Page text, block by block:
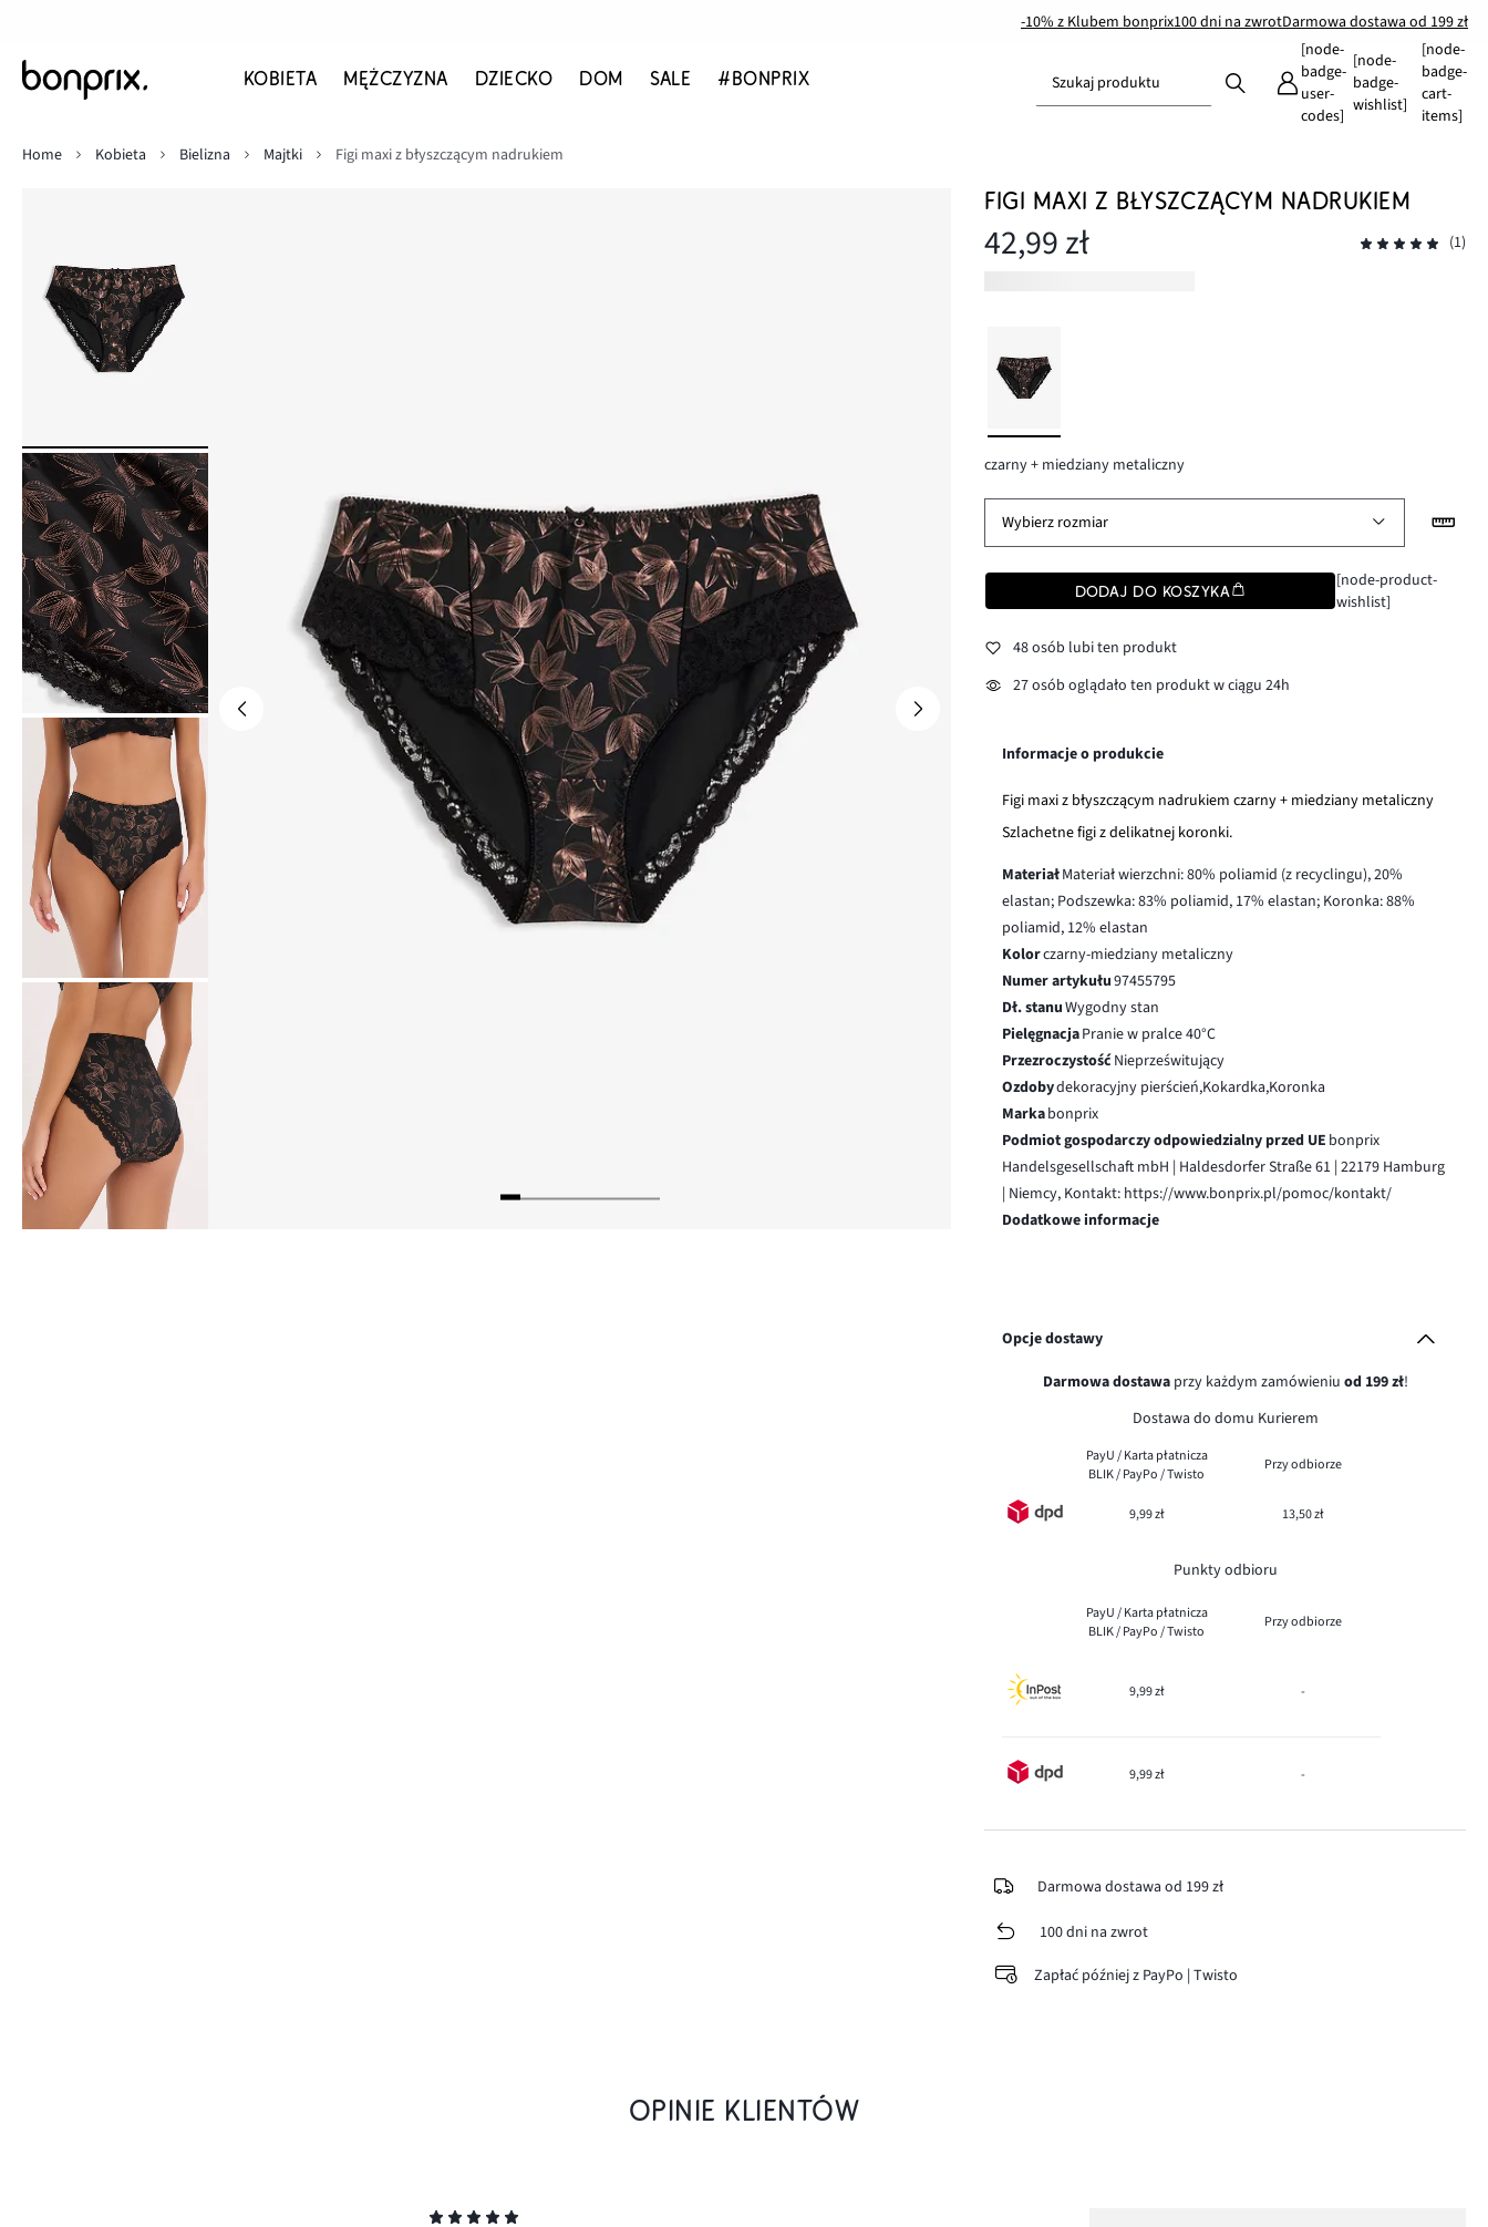
-10% z Klubem bonprix100 dni na zwrotDarmowa dostawa od 199 zł
KOBIETA MĘŻCZYZNA DZIECKO DOM SALE #BONPRIX Szukaj produktu
[node-
badge-
user-
codes]
[node-
badge-
wishlist]
[node-
badge-
cart-
items]
Home
Kobieta Bielizna Majtki Figi maxi z błyszczącym nadrukiem
FIGI MAXI Z BŁYSZCZĄCYM NADRUKIEM
42,99 zł (1)
czarny + miedziany metaliczny
Wybierz rozmiar
DODAJ DO KOSZYKA
[node-product-
wishlist]
48 osób lubi ten produkt
27 osób oglądało ten produkt w ciągu 24h
Informacje o produkcie
Figi maxi z błyszczącym nadrukiem czarny + miedziany metaliczny
Szlachetne figi z delikatnej koronki.
MateriałMateriał wierzchni: 80% poliamid (z recyclingu), 20%
elastan; Podszewka: 83% poliamid, 17% elastan; Koronka: 88%
poliamid, 12% elastan
Kolorczarny-miedziany metaliczny
Numer artykułu97455795
Dł. stanuWygodny stan
PielęgnacjaPranie w pralce 40°C
PrzezroczystośćNieprześwitujący
Ozdobydekoracyjny pierścień,Kokardka,Koronka
Markabonprix
Podmiot gospodarczy odpowiedzialny przed UE bonprix
Handelsgesellschaft mbH | Haldesdorfer Straße 61 | 22179 Hamburg
| Niemcy, Kontakt: https://www.bonprix.pl/pomoc/kontakt/
Dodatkowe informacje
Opcje dostawy
Darmowa dostawaprzy każdym zamówieniu od 199 zł!
Dostawa do domu Kurierem
PayU / Karta płatnicza
BLIK / PayPo / Twisto
Przy odbiorze
9,99 zł 13,50 zł
Punkty odbioru
PayU / Karta płatnicza
BLIK / PayPo / Twisto
Przy odbiorze
9,99 zł -
9,99 zł -
Darmowa dostawa od 199 zł
100 dni na zwrot
Zapłać później z PayPo | Twisto
OPINIE KLIENTÓW